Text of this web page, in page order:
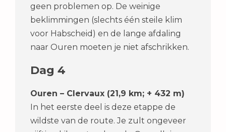
geen problemen op. De weinige
beklimmingen (slechts één steile klim
voor Habscheid) en de lange afdaling
naar Ouren moeten je niet afschrikken.
Dag 4
Ouren – Clervaux (21,9 km; + 432 m)
In het eerste deel is deze etappe de
wildste van de route. Je zult ongeveer